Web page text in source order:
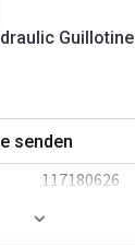
Guillotine
senden
117180626
2022